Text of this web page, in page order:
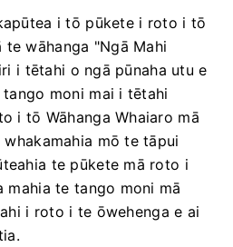
i tō pūkete i roto i tō
te wāhanga "Ngā Mahi
i tētahi o ngā pūnaha utu e
moni mai i tētahi
i tō Wāhanga Whaiaro mā
mō te tāpui
te pūkete mā roto i
mahia te tango moni mā
i roto i te ōwehenga e ai